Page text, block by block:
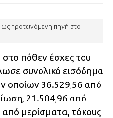
προτεινόμενη πηγή στο
πόθεν έσχες του
συνολικό εισόδημα
οποίων 36.529,56 από
21.504,96 από
μερίσματα, τόκους